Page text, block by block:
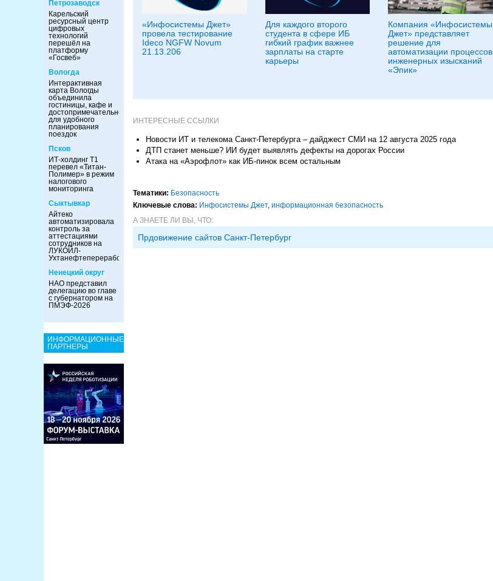
Петрозаводск
Карельский
ресурсный центр
цифровых
технологий
перешёл на
платформу
«Госвеб»
Вологда
Интерактивная
карта Вологды
объединила
гостиницы, кафе и
достопримечательности
для удобного
планирования
поездок
Псков
ИТ-холдинг Т1
перевел «Титан-
Полимер» в режим
налогового
мониторинга
Сыктывкар
Айтеко
автоматизировала
контроль за
аттестациями
сотрудников на
ЛУКОЙЛ-
Ухтанефтепереработка
Ненецкий округ
НАО представил
делегацию во главе
с губернатором на
ПМЭФ-2026
ИНФОРМАЦИОННЫЕ
ПАРТНЕРЫ
«Инфосистемы Джет»
провела тестирование
Ideco NGFW Novum
21.13.206
Для каждого второго
студента в сфере ИБ
гибкий график важнее
зарплаты на старте
карьеры
Компания «Инфосистемы
Джет» представляет
решение для
автоматизации процессов
инженерных изысканий
«Эпик»
ИНТЕРЕСНЫЕ ССЫЛКИ
Новости ИТ и телекома Санкт-Петербурга – дайджест СМИ на 12 августа 2025 года
ДТП станет меньше? ИИ будет выявлять дефекты на дорогах России
Атака на «Аэрофлот» как ИБ-пинок всем остальным
Тематики: Безопасность
Ключевые слова: Инфосистемы Джет, информационная безопасность
А ЗНАЕТЕ ЛИ ВЫ, ЧТО:
Прдовижение сайтов Санкт-Петербург